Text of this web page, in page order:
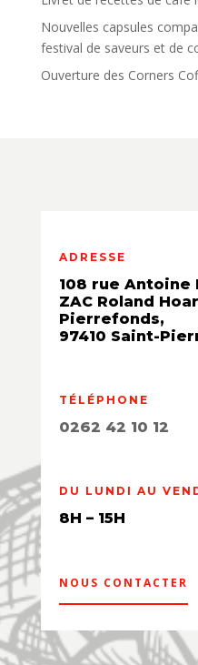
Nouvelles capsules
festival de saveurs et de
Ouverture des Corners
ADRESSE
108 rue Antoine
ZAC Roland
Pierrefonds,
97410 Saint-
TÉLÉPHONE
0262 42 10 12
DU LUNDI AU
8H – 15H
NOUS CONTACTER